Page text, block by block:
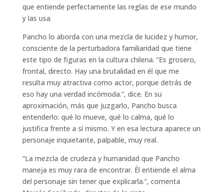
que entiende perfectamente las reglas de ese mundo
y las usa.
Pancho lo aborda con una mezcla de lucidez y humor,
consciente de la perturbadora familiaridad que tiene
este tipo de figuras en la cultura chilena. “Es grosero,
frontal, directo. Hay una brutalidad en él que me
resulta muy atractiva como actor, porque detrás de
eso hay una verdad incómoda.”, dice. En su
aproximación, más que juzgarlo, Pancho busca
entenderlo: qué lo mueve, qué lo calma, qué lo
justifica frente a sí mismo. Y en esa lectura aparece un
personaje inquietante, palpable, muy real.
“La mezcla de crudeza y humanidad que Pancho
maneja es muy rara de encontrar. Él entiende el alma
del personaje sin tener que explicarla.”, comenta